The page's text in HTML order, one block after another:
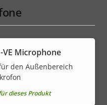
VE Microphone
den Außenbereich
dieses Produkt